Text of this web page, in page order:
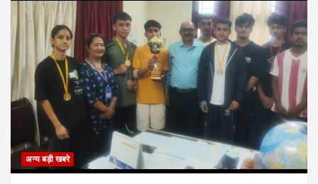
अन्य बड़ी खबरे